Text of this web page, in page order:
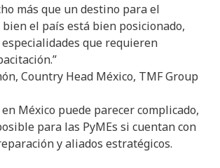
más que un destino para el
el país está bien posicionado,
que requieren
Country Head México, TMF Group
México puede parecer complicado,
para las PyMEs si cuentan con
y aliados estratégicos.